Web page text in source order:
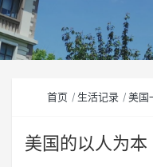
首页 生活记录 美国
美国的以人为本